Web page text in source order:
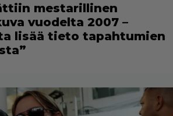
mestarillinen
vuodelta 2007 –
lisää tieto tapahtumien